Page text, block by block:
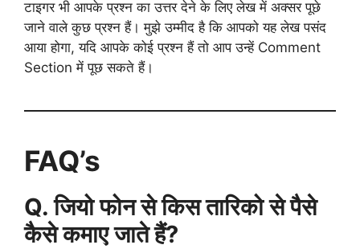
टाइगर भी आपके प्रश्न का उत्तर देने के लिए लेख में अक्सर पूछे
जाने वाले कुछ प्रश्न हैं। मुझे उम्मीद है कि आपको यह लेख पसंद
आया होगा, यदि आपके कोई प्रश्न हैं तो आप उन्हें Comment
Section में पूछ सकते हैं।
FAQ’s
Q. जियो फोन से किस तारिको से पैसे
कैसे कमाए जाते हैं?